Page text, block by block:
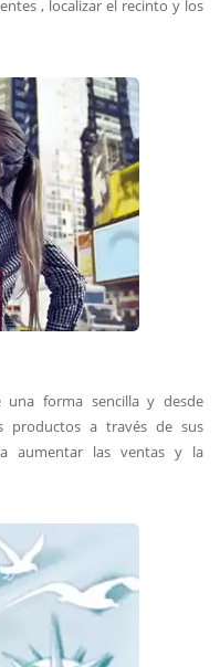
, localizar el recinto y los
una forma sencilla y desde
productos a través de sus
aumentar las ventas y la